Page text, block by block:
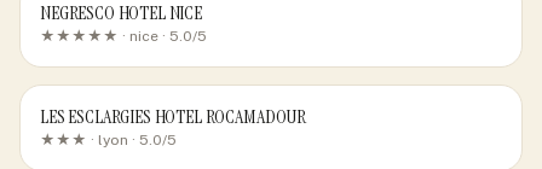
NEGRESCO HOTEL NICE
★★★★★ · nice · 5.0/5
LES ESCLARGIES HOTEL ROCAMADOUR
★★★ · lyon · 5.0/5